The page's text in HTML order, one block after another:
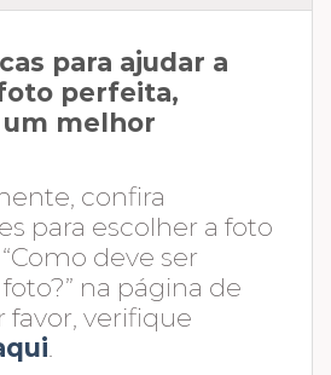
para ajudar a
perfeita,
melhor
confira
para escolher a foto
deve ser
na página de
favor, verifique